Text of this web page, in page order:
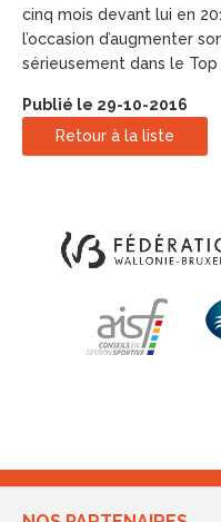
cinq mois devant lui en
l’occasion d’augmenter
sérieusement dans le Top
Publié le 29-10-2016
Retour à la liste